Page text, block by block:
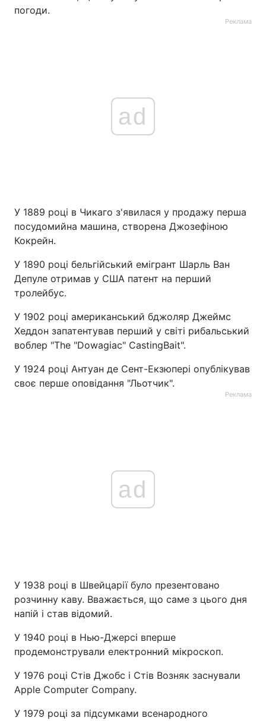
погоди.
Реклама
ad
У 1889 році в Чикаго з'явилася у продажу перша
посудомийна машина, створена Джозефіною
Кокрейн.
У 1890 році бельгійський емігрант Шарль Ван
Депуле отримав у США патент на перший
тролейбус.
У 1902 році американський бджоляр Джеймс
Хеддон запатентував перший у світі рибальський
воблер "The "Dowagiac" CastingBait".
У 1924 році Антуан де Сент-Екзюпері опублікував
своє перше оповідання "Льотчик".
Реклама
ad
У 1938 році в Швейцарії було презентовано
розчинну каву. Вважається, що саме з цього дня
напій і став відомий.
У 1940 році в Нью-Джерсі вперше
продемонстрували електронний мікроскоп.
У 1976 році Стів Джобс і Стів Возняк заснували
Apple Computer Company.
У 1979 році за підсумками всенародного